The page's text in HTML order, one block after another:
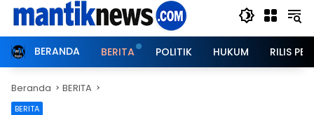
BERANDA BERITA POLITIK HUKUM RILIS
Beranda BERITA
BERITA